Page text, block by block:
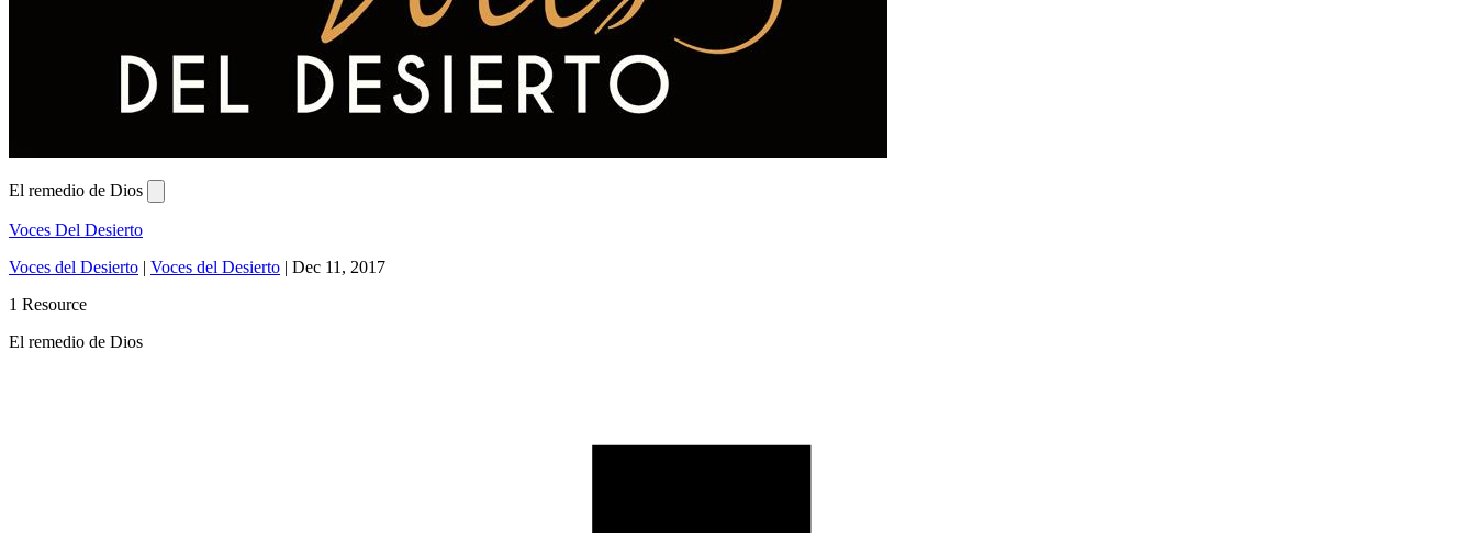
El remedio de Dios
Voces Del Desierto
Voces del Desierto | Voces del Desierto | Dec 11, 2017
1 Resource
El remedio de Dios